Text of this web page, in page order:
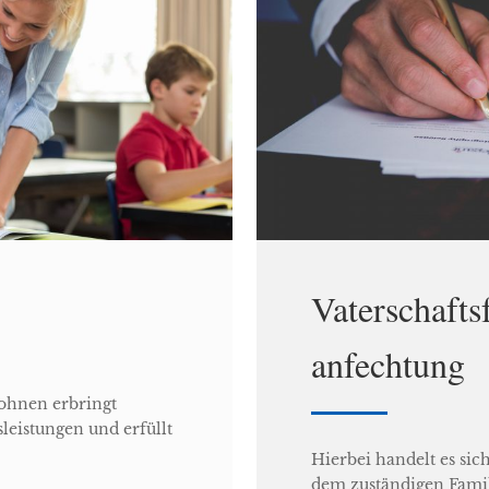
erbringt
und erfüllt
anfechtung
Hierbei handelt es